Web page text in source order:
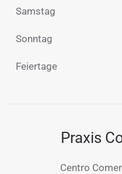
Samstag
Sonntag
Feiertage
Praxis
Centro